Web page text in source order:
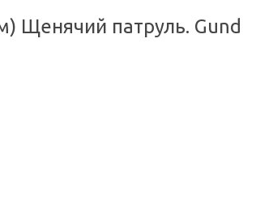
Щенячий патруль. Gund